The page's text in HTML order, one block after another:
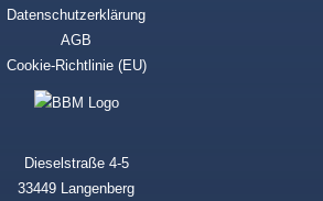
Datenschutzerklärung
AGB
Cookie-Richtlinie (EU)
Dieselstraße 4-5
33449 Langenberg